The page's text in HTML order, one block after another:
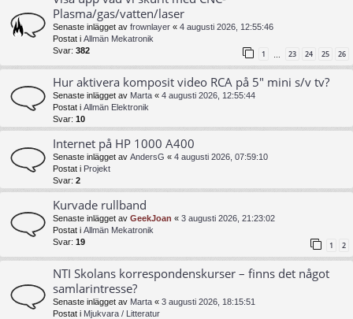
Plasma/gas/vatten/laser
Senaste inlägget av frownlayer « 4 augusti 2026, 12:55:46
Postat i Allmän Mekatronik
Svar: 382 1 23 24 25 26
Hur aktivera komposit video RCA på 5" mini s/v tv?
Senaste inlägget av Marta « 4 augusti 2026, 12:55:44
Postat i Allmän Elektronik
Svar: 10
Internet på HP 1000 A400
Senaste inlägget av AndersG « 4 augusti 2026, 07:59:10
Postat i Projekt
Svar: 2
Kurvade rullband
Senaste inlägget av GeekJoan « 3 augusti 2026, 21:23:02
Postat i Allmän Mekatronik
Svar: 19 1 2
NTI Skolans korrespondenskurser – finns det något
samlarintresse?
Senaste inlägget av Marta « 3 augusti 2026, 18:15:51
Postat i Mjukvara / Litteratur